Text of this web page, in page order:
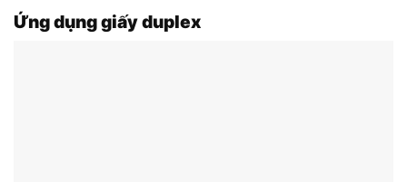
Ứng dụng giấy duplex